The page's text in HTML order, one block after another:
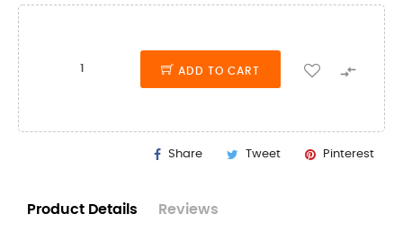
ADD TO CART 
Share Tweet Pinterest
Product Details Reviews